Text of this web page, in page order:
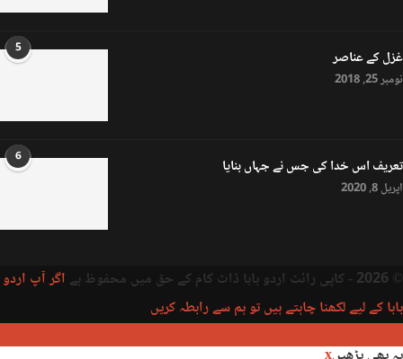
5 غزل کے عناصر
نومبر 25, 2018
6 تعریف اس خدا کی جس نے جہاں بنایا
اپریل 8, 2020
© 2026 - کاپی رائٹ اردو بابا ڈاٹ کام کے حق میں محفوظ ہے
اگر آپ اردو
بابا کے لیے لکھنا چاہتے ہیں تو ہم سے رابطہ کریں